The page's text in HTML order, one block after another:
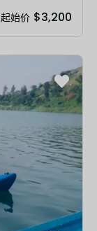
起始价 $3,200